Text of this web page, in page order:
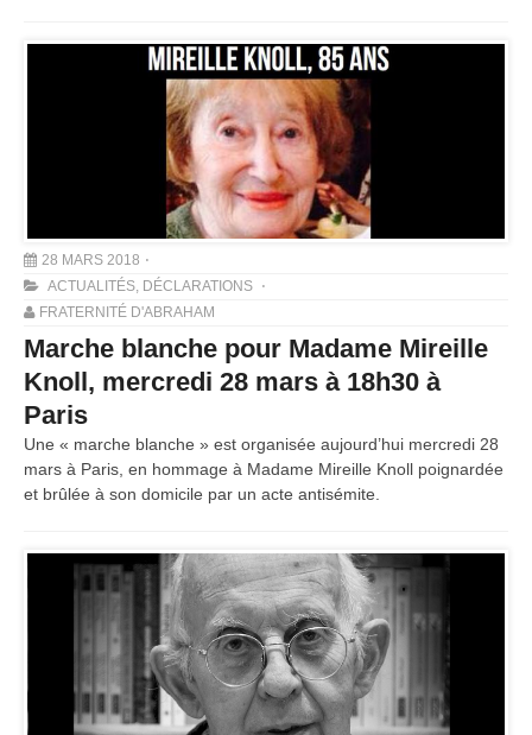
28 MARS 2018
ACTUALITÉS, DÉCLARATIONS
FRATERNITÉ D'ABRAHAM
Marche blanche pour Madame Mireille
Knoll, mercredi 28 mars à 18h30 à
Paris
Une « marche blanche » est organisée aujourd’hui mercredi 28
mars à Paris, en hommage à Madame Mireille Knoll poignardée
et brûlée à son domicile par un acte antisémite.